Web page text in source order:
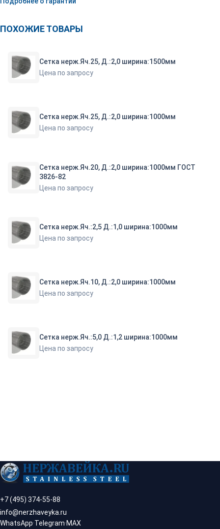
ПОХОЖИЕ ТОВАРЫ
Сетка нерж.Яч.25, Д.:2,0 ширина:1500мм
Цена по запросу
Сетка нерж.Яч.25, Д.:2,0 ширина:1000мм
Цена по запросу
Сетка нерж.Яч.20, Д.:2,0 ширина:1000мм ГОСТ
3826-82
Цена по запросу
Сетка нерж.Яч.:2,5 Д.:1,0 ширина:1000мм
Цена по запросу
Сетка нерж.Яч.10, Д.:2,0 ширина:1000мм
Цена по запросу
Сетка нерж.Яч.:5,0 Д.:1,2 ширина:1000мм
Цена по запросу
+7 (495) 374-55-88
info@nerzhaveyka.ru
WhatsApp·Telegram·MAX